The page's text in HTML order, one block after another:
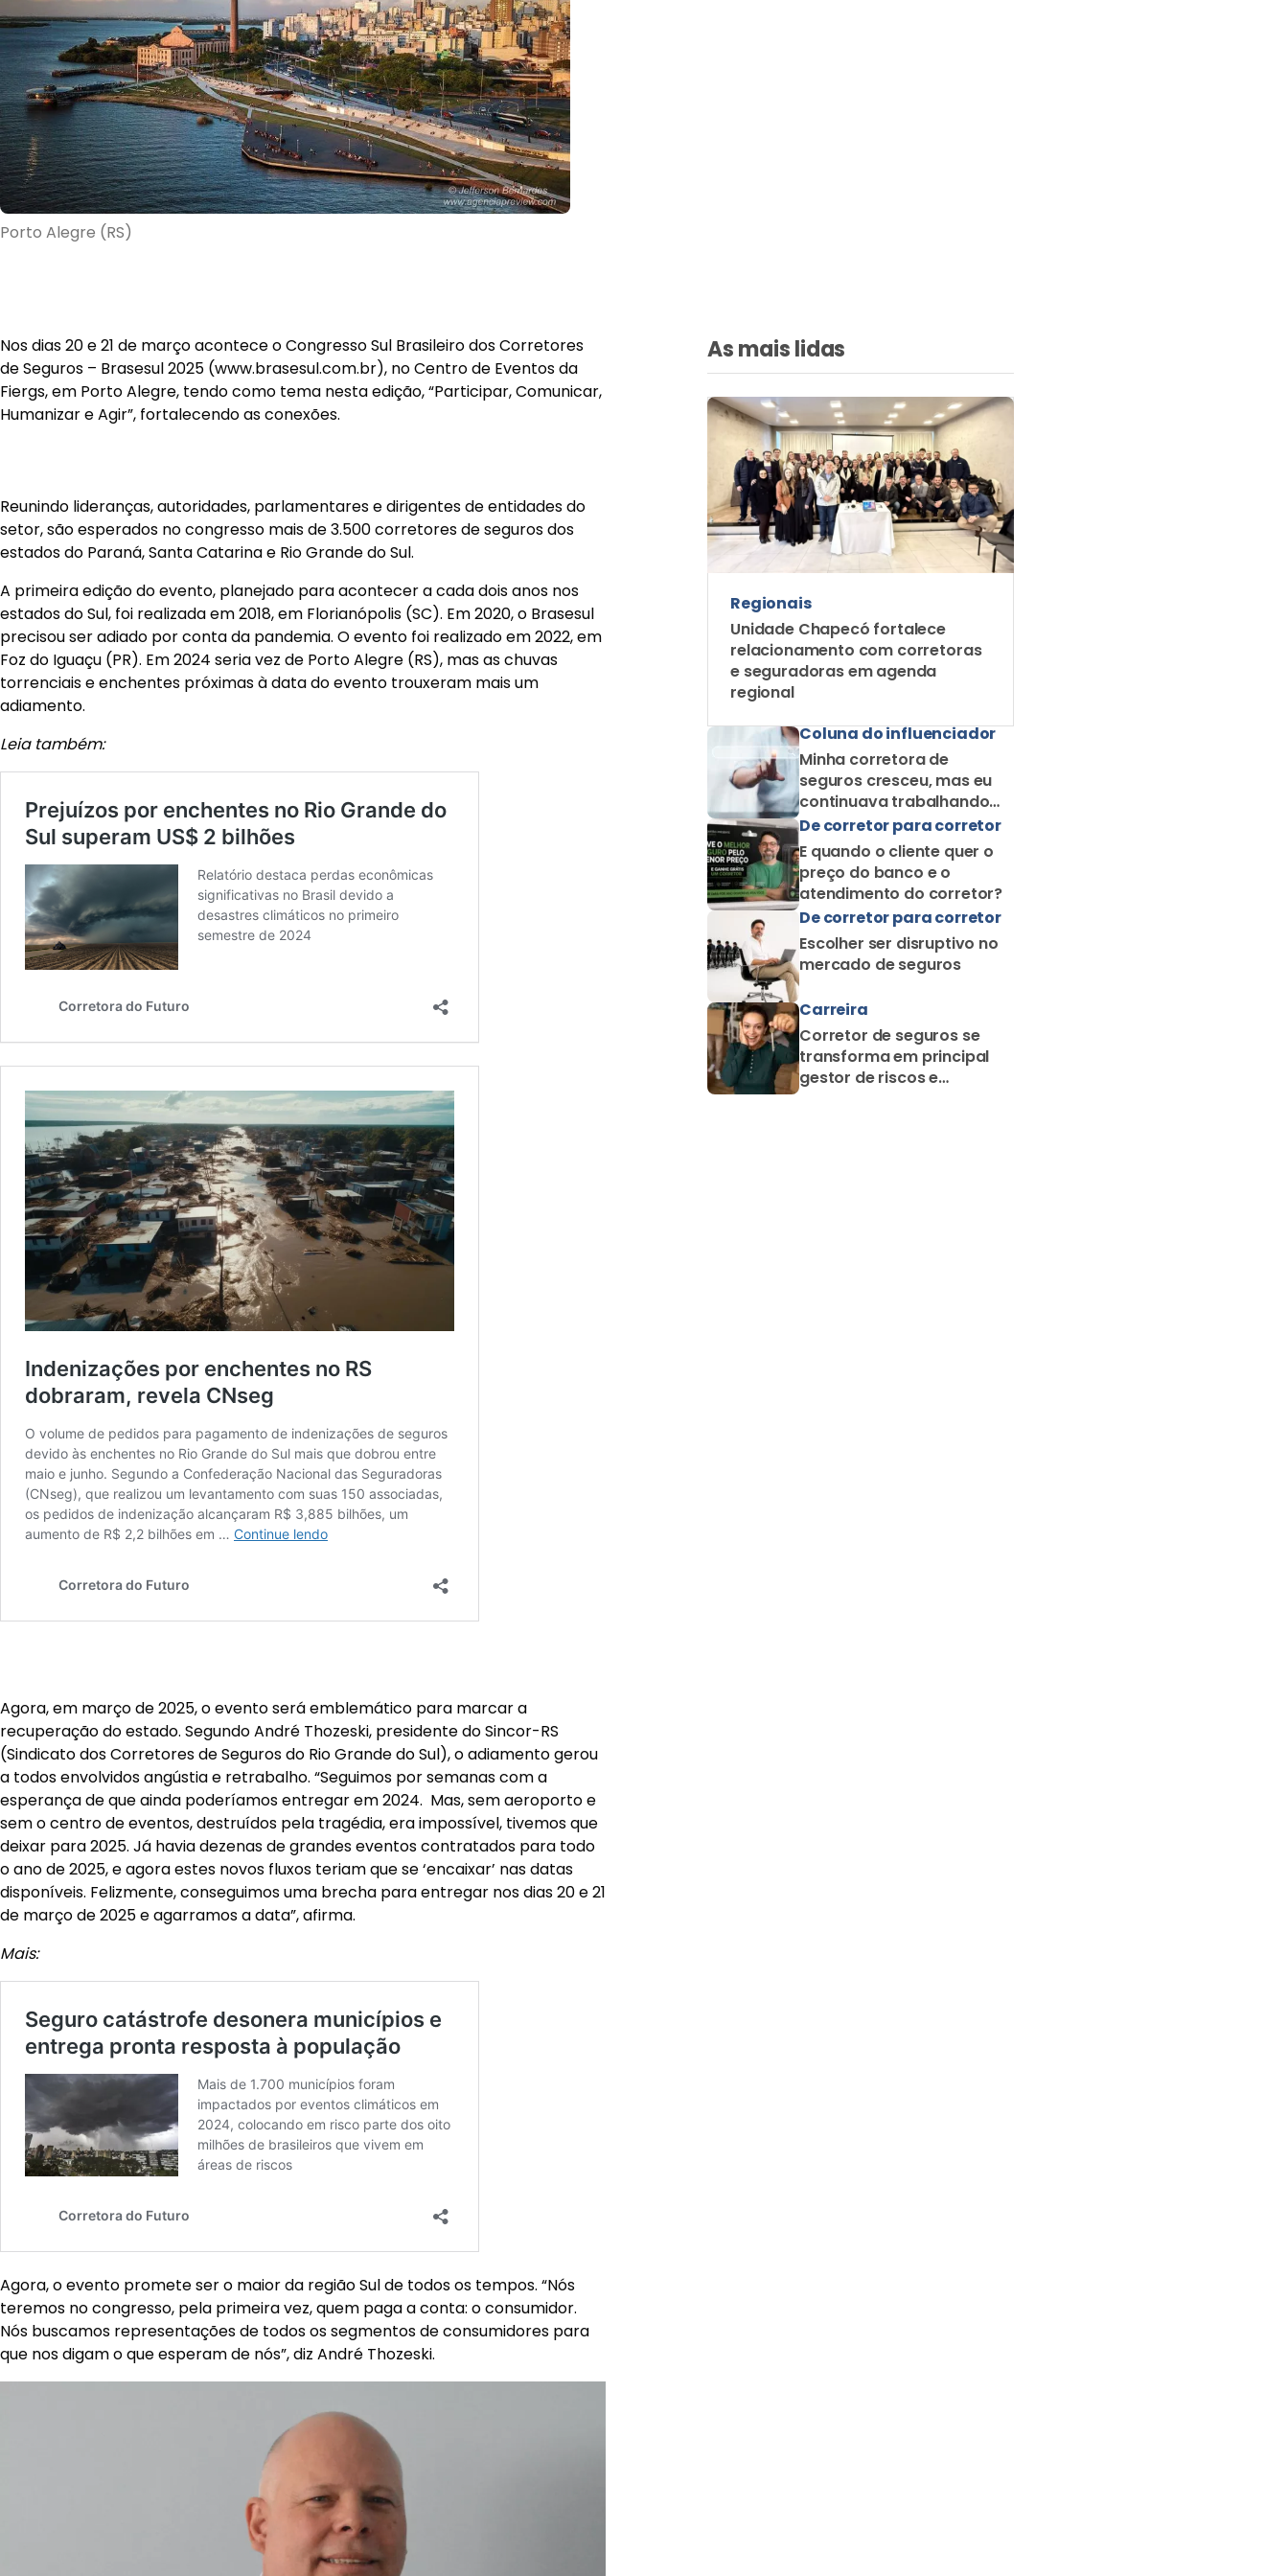
Porto Alegre (RS)
Nos dias 20 e 21 de março acontece o Congresso Sul Brasileiro dos Corretores
de Seguros – Brasesul 2025 (www.brasesul.com.br), no Centro de Eventos da
Fiergs, em Porto Alegre, tendo como tema nesta edição, “Participar, Comunicar,
Humanizar e Agir”, fortalecendo as conexões.
Reunindo lideranças, autoridades, parlamentares e dirigentes de entidades do
setor, são esperados no congresso mais de 3.500 corretores de seguros dos
estados do Paraná, Santa Catarina e Rio Grande do Sul.
A primeira edição do evento, planejado para acontecer a cada dois anos nos
estados do Sul, foi realizada em 2018, em Florianópolis (SC). Em 2020, o Brasesul
precisou ser adiado por conta da pandemia. O evento foi realizado em 2022, em
Foz do Iguaçu (PR). Em 2024 seria vez de Porto Alegre (RS), mas as chuvas
torrenciais e enchentes próximas à data do evento trouxeram mais um
adiamento.
Leia também:
Agora, em março de 2025, o evento será emblemático para marcar a
recuperação do estado. Segundo André Thozeski, presidente do Sincor-RS
(Sindicato dos Corretores de Seguros do Rio Grande do Sul), o adiamento gerou
a todos envolvidos angústia e retrabalho. “Seguimos por semanas com a
esperança de que ainda poderíamos entregar em 2024. Mas, sem aeroporto e
sem o centro de eventos, destruídos pela tragédia, era impossível, tivemos que
deixar para 2025. Já havia dezenas de grandes eventos contratados para todo
o ano de 2025, e agora estes novos fluxos teriam que se ‘encaixar’ nas datas
disponíveis. Felizmente, conseguimos uma brecha para entregar nos dias 20 e 21
de março de 2025 e agarramos a data”, afirma.
Mais:
Agora, o evento promete ser o maior da região Sul de todos os tempos. “Nós
teremos no congresso, pela primeira vez, quem paga a conta: o consumidor.
Nós buscamos representações de todos os segmentos de consumidores para
que nos digam o que esperam de nós”, diz André Thozeski.
As mais lidas
Regionais
Unidade Chapecó fortalece
relacionamento com corretoras
e seguradoras em agenda
regional
Coluna do influenciador
Minha corretora de
seguros cresceu, mas eu
continuava trabalhando
como corretor solo
De corretor para corretor
E quando o cliente quer o
preço do banco e o
atendimento do corretor?
De corretor para corretor
Escolher ser disruptivo no
mercado de seguros
Carreira
Corretor de seguros se
transforma em principal
gestor de riscos e